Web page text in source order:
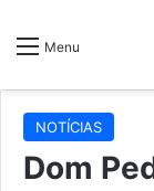
Menu
NOTÍCIAS
Dom